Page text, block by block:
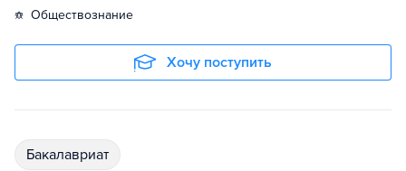
обществознание
Хочу поступить
бакалавриат